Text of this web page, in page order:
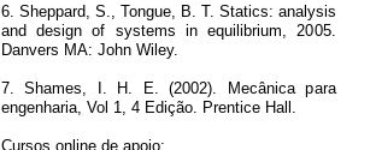
6. Sheppard, S., Tongue, B. T. Statics: analysis
and design of systems in equilibrium, 2005.
Danvers MA: John Wiley.
7. Shames, I. H. E. (2002). Mecânica para
engenharia, Vol 1, 4 Edição. Prentice Hall.
Cursos online de apoio: